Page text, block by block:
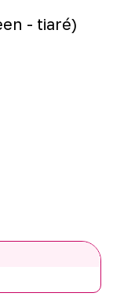
- tiaré)